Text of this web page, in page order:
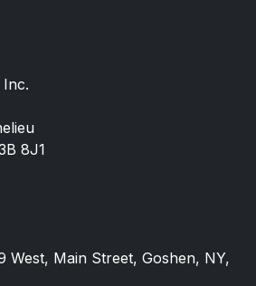
8J1
West, Main Street, Goshen, NY,